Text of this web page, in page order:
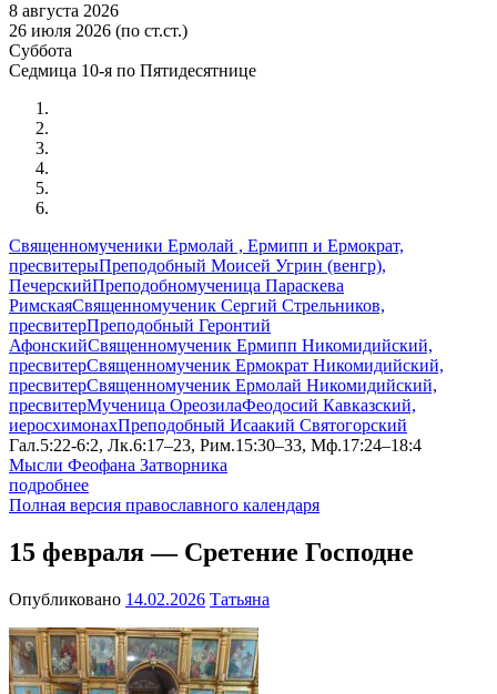
8 августа 2026
26 июля 2026 (по ст.ст.)
Суббота
Седмица 10-я по Пятидесятнице
Священномученики Ермолай , Ермипп и Ермократ,
пресвитерыПреподобный Моисей Угрин (венгр),
ПечерскийПреподобномученица Параскева
РимскаяСвященномученик Сергий Стрельников,
пресвитерПреподобный Геронтий
АфонскийСвященномученик Ермипп Никомидийский,
пресвитерСвященномученик Ермократ Никомидийский,
пресвитерСвященномученик Ермолай Никомидийский,
пресвитерМученица ОреозилаФеодосий Кавказский,
иеросхимонахПреподобный Исаакий Святогорский
Гал.5:22-6:2, Лк.6:17–23, Рим.15:30–33, Мф.17:24–18:4
Мысли Феофана Затворника
подробнее
Полная версия православного календаря
15 февраля — Сретение Господне
Опубликовано 14.02.2026 Татьяна